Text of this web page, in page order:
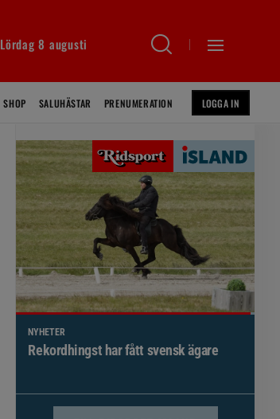
Lördag 8 augusti
SHOP SALUHÄSTAR PRENUMERATION LOGGA IN
NYHETER
Brett politiskt stöd för förändringar i